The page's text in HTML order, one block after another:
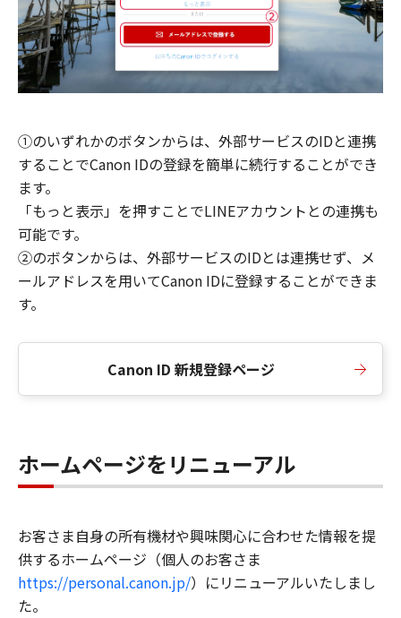
①のいずれかのボタンからは、外部サービスのIDと連携
することでCanon IDの登録を簡単に続行することができ
ます。
「もっと表示」を押すことでLINEアカウントとの連携も
可能です。
②のボタンからは、外部サービスのIDとは連携せず、メ
ールアドレスを用いてCanon IDに登録することができま
す。
Canon ID 新規登録ページ
ホームページをリニューアル
お客さま自身の所有機材や興味関心に合わせた情報を提
供するホームページ（個人のお客さま
https://personal.canon.jp/）にリニューアルいたしまし
た。